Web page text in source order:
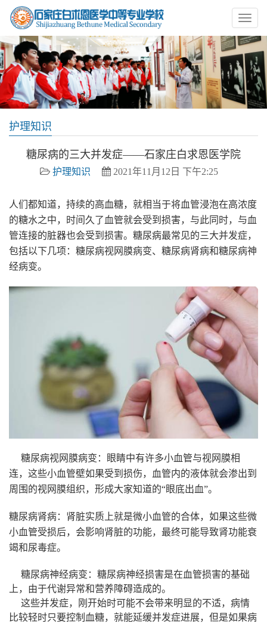
护理知识
糖尿病的三大并发症——石家庄白求恩医学院
护理知识 2021年11月12日 下午2:25
人们都知道，持续的高血糖，就相当于将血管浸泡在高浓度
的糖水之中，时间久了血管就会受到损害，与此同时，与血
管连接的脏器也会受到损害。糖尿病最常见的三大并发症，
包括以下几项：糖尿病视网膜病变、糖尿病肾病和糖尿病神
经病变。
糖尿病视网膜病变：眼睛中有许多小血管与视网膜相
连，这些小血管壁如果受到损伤，血管内的液体就会渗出到
周围的视网膜组织，形成大家知道的“眼底出血”。
糖尿病肾病：肾脏实质上就是微小血管的合体，如果这些微
小血管受损后，会影响肾脏的功能，最终可能导致肾功能衰
竭和尿毒症。
糖尿病神经病变：糖尿病神经损害是在血管损害的基础
上，由于代谢异常和营养障碍造成的。
这些并发症，刚开始时可能不会带来明显的不适，病情
比较轻时只要控制血糖，就能延缓并发症进展，但是如果病